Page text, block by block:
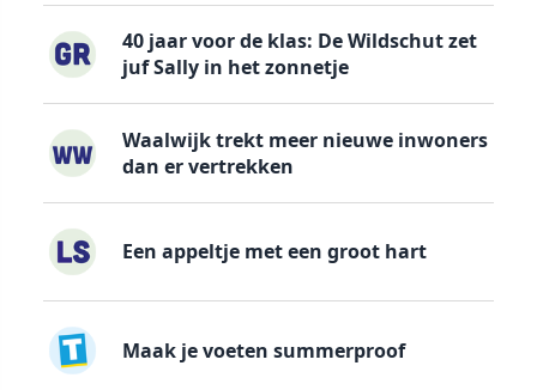
40 jaar voor de klas: De Wildschut zet
juf Sally in het zonnetje
Waalwijk trekt meer nieuwe inwoners
dan er vertrekken
Een appeltje met een groot hart
Maak je voeten summerproof